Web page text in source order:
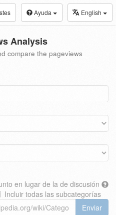
Ayuda English
Analysis
compare the pageviews
en lugar de la de discusión
Incluir todas las subcategorías
Enviar